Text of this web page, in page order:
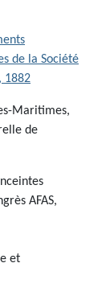
de la Société
1882
Maritimes,
de
AFAS,
et